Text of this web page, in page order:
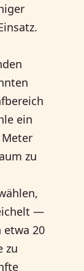
ein
zu
—
20
zu